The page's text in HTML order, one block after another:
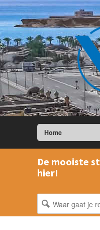
Home
De mooiste
hier!